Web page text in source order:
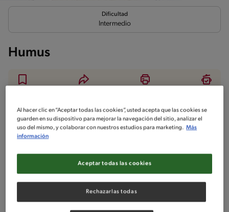
Dificultad
Intermedio
Humus
Ingredientes ¡A cocinar! Comentarios
No incluido en la receta
Sin pescado
Sin huevo Sin crustáceos
Ingredientes
Al hacer clic en “Aceptar todas las cookies”, usted acepta que las cookies se
guarden en su dispositivo para mejorar la navegación del sitio, analizar el
uso del mismo, y colaborar con nuestros estudios para marketing. Más
información
Rechazarlas todas
Aceptar todas las cookies